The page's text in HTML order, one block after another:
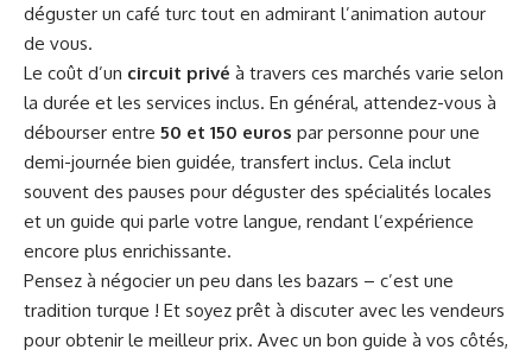
déguster un café turc tout en admirant l’animation autour
de vous.
Le coût d’un circuit privé à travers ces marchés varie selon
la durée et les services inclus. En général, attendez-vous à
débourser entre 50 et 150 euros par personne pour une
demi-journée bien guidée, transfert inclus. Cela inclut
souvent des pauses pour déguster des spécialités locales
et un guide qui parle votre langue, rendant l’expérience
encore plus enrichissante.
Pensez à négocier un peu dans les bazars – c’est une
tradition turque ! Et soyez prêt à discuter avec les vendeurs
pour obtenir le meilleur prix. Avec un bon guide à vos côtés,